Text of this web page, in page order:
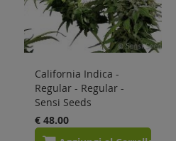
California Indica -
Regular - Regular -
Sensi Seeds
€ 48.00